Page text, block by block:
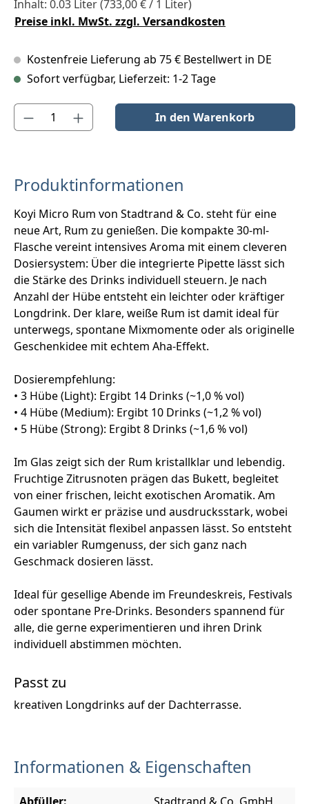
Inhalt: 0.03 Liter(733,00 € / 1 Liter)
Preise inkl. MwSt. zzgl. Versandkosten
Kostenfreie Lieferung ab 75 € Bestellwert in DE
Sofort verfügbar, Lieferzeit: 1-2 Tage
Produkt Anzahl: Gib den gewünschten Wert ein oder benutze
In den Warenkorb
Produktinformationen
Koyi Micro Rum von Stadtrand & Co. steht für eine
neue Art, Rum zu genießen. Die kompakte 30-ml-
Flasche vereint intensives Aroma mit einem cleveren
Dosiersystem: Über die integrierte Pipette lässt sich
die Stärke des Drinks individuell steuern. Je nach
Anzahl der Hübe entsteht ein leichter oder kräftiger
Longdrink. Der klare, weiße Rum ist damit ideal für
unterwegs, spontane Mixmomente oder als originelle
Geschenkidee mit echtem Aha-Effekt.
Dosierempfehlung:
• 3 Hübe (Light): Ergibt 14 Drinks (~1,0 % vol)
• 4 Hübe (Medium): Ergibt 10 Drinks (~1,2 % vol)
• 5 Hübe (Strong): Ergibt 8 Drinks (~1,6 % vol)
Im Glas zeigt sich der Rum kristallklar und lebendig.
Fruchtige Zitrusnoten prägen das Bukett, begleitet
von einer frischen, leicht exotischen Aromatik. Am
Gaumen wirkt er präzise und ausdrucksstark, wobei
sich die Intensität flexibel anpassen lässt. So entsteht
ein variabler Rumgenuss, der sich ganz nach
Geschmack dosieren lässt.
Ideal für gesellige Abende im Freundeskreis, Festivals
oder spontane Pre-Drinks. Besonders spannend für
alle, die gerne experimentieren und ihren Drink
individuell abstimmen möchten.
Passt zu
kreativen Longdrinks auf der Dachterrasse.
Informationen & Eigenschaften